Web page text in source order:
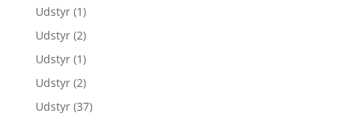
Udstyr (1)
Udstyr (2)
Udstyr (1)
Udstyr (2)
Udstyr (37)